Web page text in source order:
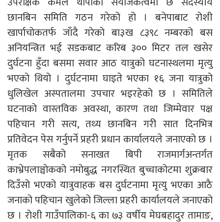
छानबिन समिति गठन गरेको हो । बनेपाबाट रोशी
खार्पाचोकतर्फ जाँदै गरेको बा३ख ८३९८ नम्बरको बस
अनियन्त्रित भई सडकबाट करिब ३०० मिटर तल खसेर
दुर्घटना हुँदा बसमा सवार आठ यात्रुको घटनास्थलमा मृत्यु
भएको थियो । दुर्घटनामा घाइते भएका १६ जना यात्रुको
धुलिखेल अस्पतालमा उपचार भइरहेको छ । समितिले
घटनाको वास्तविक अवस्था, कारण तथा जिम्मेवार पक्ष
पहिचान गरी सत्य, तथ्य छानबिन गरी सात दिनभित्र
प्रतिवेदन पेस गर्नुपर्ने प्रहरी प्रधान कार्यालयले जनाएको छ ।
मृतक सबैको सनाखत बिपी राजमार्गअन्तर्गत
काभ्रेपलाञ्चोकको नमोबुद्ध नगरस्थित बुच्चाकोटमा शुक्रबार
दिउँसो भएको यात्रुवाहक बस दुर्घटनामा मृत्यु भएका आठै
जनाको पहिचान खुलेको जिल्ला प्रहरी कार्यालयले जनाएको
छ । रोशी गाउँपालिका-६ का ७३ वर्षीय मेघबहादुर तामाङ,